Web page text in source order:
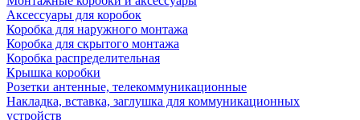
Аксессуары для коробок
Коробка для наружного монтажа
Коробка для скрытого монтажа
Коробка распределительная
Крышка коробки
Розетки антенные, телекоммуникационные
Накладка, вставка, заглушка для коммуникационных
устройств